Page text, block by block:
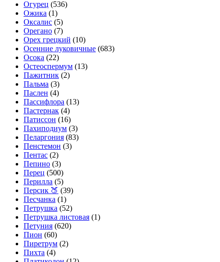
Огурец (536)
Ожика (1)
Оксалис (5)
Орегано (7)
Орех грецкий (10)
Осенние луковичные (683)
Осока (22)
Остеоспермум (13)
Пажитник (2)
Пальма (3)
Паслен (4)
Пассифлора (13)
Пастернак (4)
Патиссон (16)
Пахиподиум (3)
Пеларгония (83)
Пенстемон (3)
Пентас (2)
Пепино (3)
Перец (500)
Перилла (5)
Персик 🍑 (39)
Песчанка (1)
Петрушка (52)
Петрушка листовая (1)
Петуния (620)
Пион (60)
Пиретрум (2)
Пихта (4)